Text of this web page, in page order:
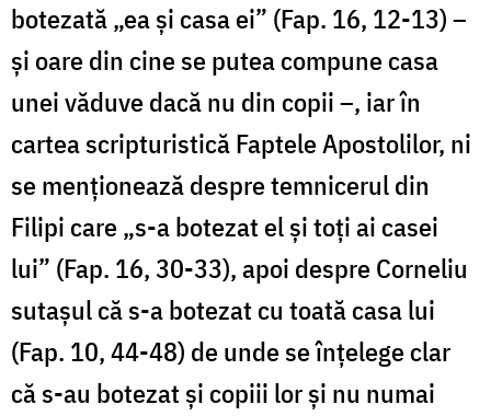
botezată „ea și casa ei” (Fap. 16, 12-13) –
și oare din cine se putea compune casa
unei văduve dacă nu din copii –, iar în
cartea scripturistică Faptele Apostolilor, ni
se menționează despre temnicerul din
Filipi care „s-a botezat el și toți ai casei
lui” (Fap. 16, 30-33), apoi despre Corneliu
sutașul că s-a botezat cu toată casa lui
(Fap. 10, 44-48) de unde se înțelege clar
că s-au botezat și copiii lor și nu numai